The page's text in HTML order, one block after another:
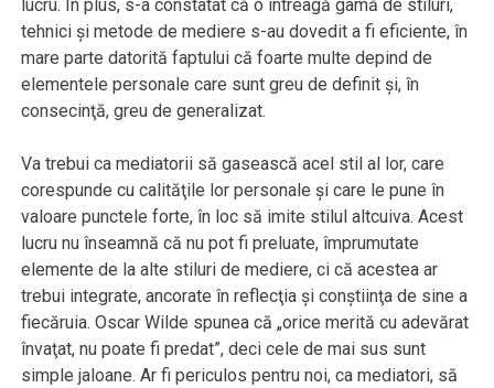
lucru. În plus, s-a constatat că o întreagă gamă de stiluri,
tehnici şi metode de mediere s-au dovedit a fi eficiente, în
mare parte datorită faptului că foarte multe depind de
elementele personale care sunt greu de definit şi, în
consecinţă, greu de generalizat.
Va trebui ca mediatorii să gasească acel stil al lor, care
corespunde cu calităţile lor personale şi care le pune în
valoare punctele forte, în loc să imite stilul altcuiva. Acest
lucru nu înseamnă că nu pot fi preluate, împrumutate
elemente de la alte stiluri de mediere, ci că acestea ar
trebui integrate, ancorate în reflecţia şi conştiinţa de sine a
fiecăruia. Oscar Wilde spunea că „orice merită cu adevărat
învaţat, nu poate fi predat”, deci cele de mai sus sunt
simple jaloane. Ar fi periculos pentru noi, ca mediatori, să